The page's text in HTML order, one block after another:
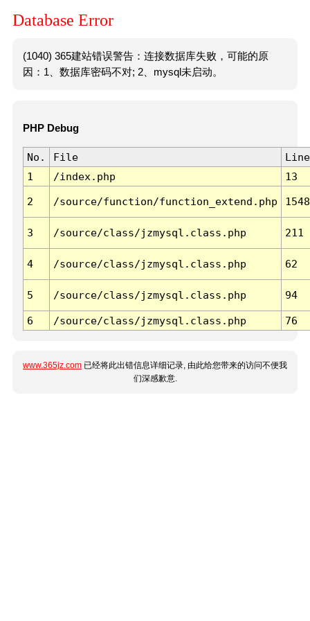
Database Error
(1040) 365建站错误警告：连接数据库失败，可能的原
因：1、数据库密码不对; 2、mysql未启动。
PHP Debug
No. File
Line
1
/index.php 13
2 /source/function/function_extend.php 1548
3 /source/class/jzmysql.class.php 211
4 /source/class/jzmysql.class.php 62
5 /source/class/jzmysql.class.php 94
6 /source/class/jzmysql.class.php 76
www.365jz.com 已经将此出错信息详细记录, 由此给您带来的访问不便我
们深感歉意.